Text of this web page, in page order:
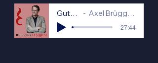
Guten Morgen, Christoph Müller! Axel Brüggemann im Gespräch mit dem Intendanten des Gstaad-Festivals
-27:44